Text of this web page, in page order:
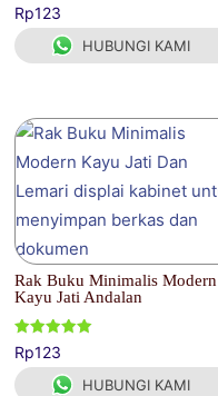
Dinilai
4.00
dari 5
Rp123
HUBUNGI KAMI
Rak Buku Minimalis Modern
Kayu Jati Andalan
Dinilai
5.00
dari 5
Rp123
HUBUNGI KAMI